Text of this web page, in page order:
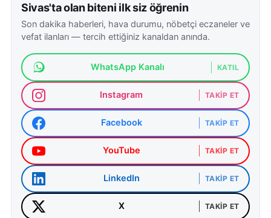
Sivas'ta olan biteni ilk siz öğrenin
Son dakika haberleri, hava durumu, nöbetçi eczaneler ve
vefat ilanları — tercih ettiğiniz kanaldan anında.
WhatsApp Kanalı KATIL
Instagram TAKIP ET
Facebook TAKIP ET
YouTube TAKIP ET
LinkedIn TAKIP ET
X TAKIP ET